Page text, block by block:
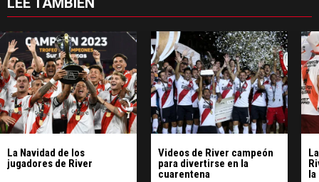
La Navidad de los
jugadores de River
Videos de River campeón
para divertirse en la
cuarentena
la